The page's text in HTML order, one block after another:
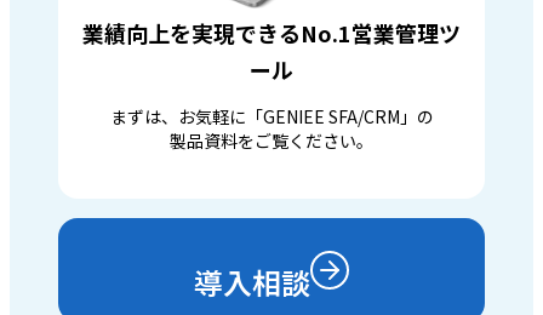
業績向上を実現できるNo.1営業管理ツ
ール
まずは、お気軽に「GENIEE SFA/CRM」の
製品資料をご覧ください。
導入相談